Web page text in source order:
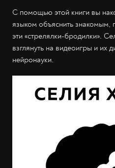
С помощью этой книги вы
языком объяснить знакомым,
эти «стрелялки-бродилки».
взглянуть на видеоигры и их
нейронауки.